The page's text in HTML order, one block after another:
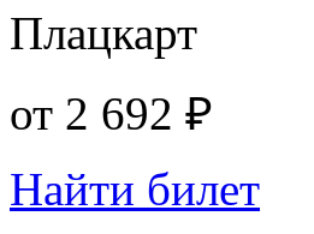
Плацкарт
от 2 692 ₽
Найти билет